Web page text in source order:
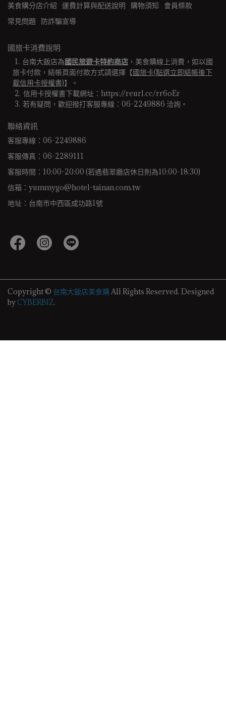
美食購分店介紹 運費計算與配送說明 購物須知
會員條款
常見問題
防詐騙宣導
國旅卡消費說明
台南大飯店為國民旅遊卡特約商店 ，美食購線上消費，如以國
旅卡付款，結帳頁面付款方式請選擇【國旅卡(點選立即結帳後下
載信用卡授權書)】。
信用卡授權書下載網址：https://reurl.cc/rr6oEr
若有疑問，歡迎撥打客服專線：06-2249886 洽詢。
聯絡資訊
客服專線：06-2249886
客服傳真：06-2289111
客服時間：10:00-20:00 (若遇翡翠廳店休日則為10:00-18:30)
信箱：yummygo@hotel-tainan.com.tw
地址：台南市中西區成功路1號
Copyright © 台南大飯店美食購All Rights Reserved. Designed
byCYBERBIZ.